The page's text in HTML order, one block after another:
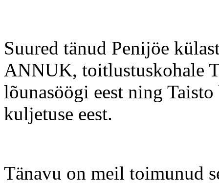
Suured tänud Penijöe
ANNUK, toitlustuskohale
lõunasöögi eest ning
kuljetuse eest.
Tänavu on meil toimunud